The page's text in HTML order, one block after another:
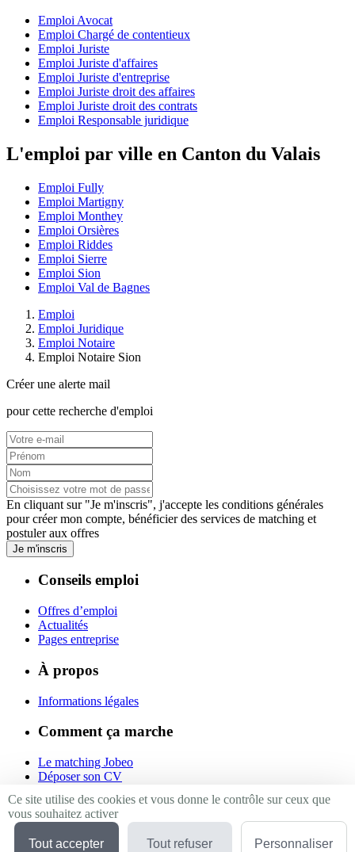
Emploi Avocat
Emploi Chargé de contentieux
Emploi Juriste
Emploi Juriste d'affaires
Emploi Juriste d'entreprise
Emploi Juriste droit des affaires
Emploi Juriste droit des contrats
Emploi Responsable juridique
L'emploi par ville en Canton du Valais
Emploi Fully
Emploi Martigny
Emploi Monthey
Emploi Orsières
Emploi Riddes
Emploi Sierre
Emploi Sion
Emploi Val de Bagnes
Emploi
Emploi Juridique
Emploi Notaire
Emploi Notaire Sion
Créer une alerte mail
pour cette recherche d'emploi
En cliquant sur "Je m'inscris", j'accepte les conditions générales
pour créer mon compte, bénéficier des services de matching et
postuler aux offres
Je m'inscris
Conseils emploi
Offres d’emploi
Actualités
Pages entreprise
À propos
Informations légales
Comment ça marche
Le matching Jobeo
Déposer son CV
Suivez-nous
Ce site utilise des cookies et vous donne le contrôle sur ceux que
vous souhaitez activer
Tout accepter Tout refuser Personnaliser